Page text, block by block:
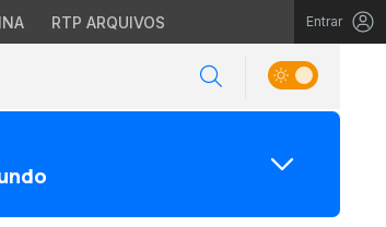
RTP ARQUIVOS Entrar